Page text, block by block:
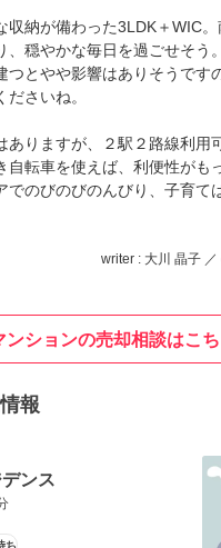
収納が備わった3LDK＋WIC
、穏やかな毎日を過ごせそう
つとやや影響はありそうです
さいね。
ありますが、２駅２路線利用
自転車を使えば、利便性がも
でのびのびのんびり、子育て
writer : 大川 晶子
ンションの売却相談はこ
報
ンス
ち